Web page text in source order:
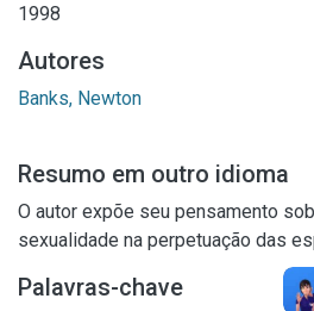
1998
Autores
Banks, Newton
Resumo em outro idioma
O autor expõe seu pensamento
sexualidade na perpetuação das
Palavras-chave